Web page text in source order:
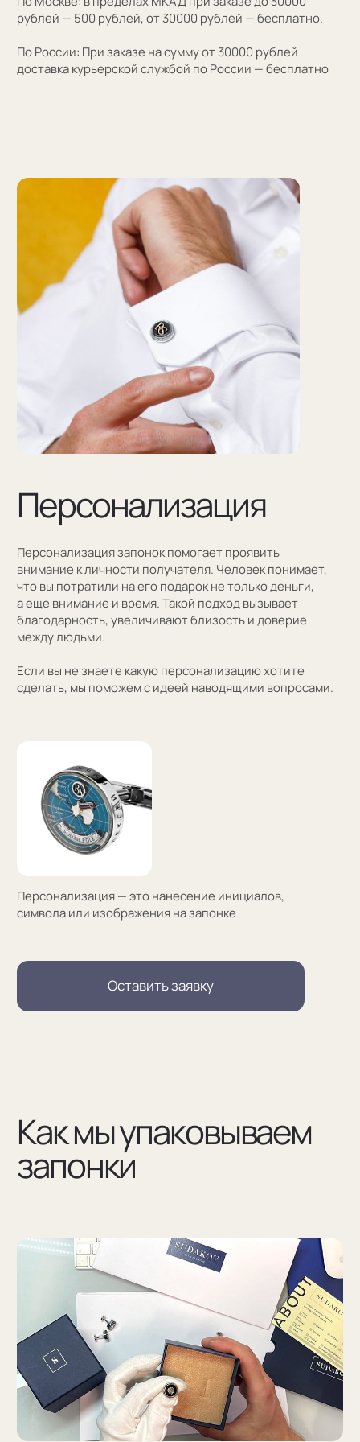
Персонализация — это нанесение инициалов,
символа или изображения на запонке
Персонализация
сделать, мы поможем с идеей наводящими вопросами.
Оставить заявку
Как мы упаковываем
запонки
дизайнерского картона
Выполнены в фирменных цветах нашей компании
с брендированием
(02)
В сертификате соответствия указываем модель
запонок и материалы, из которых они сделаны
Разработаем упаковку
по вашим пожеланиям
Например для корпоративных подарков сделаем
бокс для запонок, пакет и сертификат с логотипом
компании. Для подарка близкому человеку
на упаковку нанесем изображение или надпись
с пожеланием